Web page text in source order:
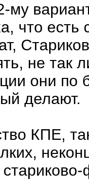
му
что есть
не так
они по
делают.
КПЕ,